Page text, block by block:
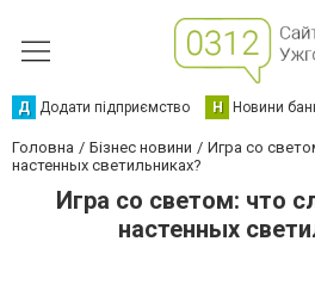
Д Додати підприємство Н Новини
Головна Бізнес новини
Игра со
настенных светильниках?
Игра со светом: что
настенных